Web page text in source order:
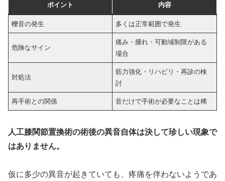
ポイント 内容
轢音の発生 多くは正常範囲で発生
危険なサイン
痛み・腫れ・可動域制限がある
場合
対処法
筋力強化・リハビリ・再診の検
討
再手術との関係 音だけで手術が必要なことは稀
人工膝関節置換術の術後の異音自体は決して珍しい現象で
はありません。
仮に多少の異音が起きていても、疼痛を伴わないようであ